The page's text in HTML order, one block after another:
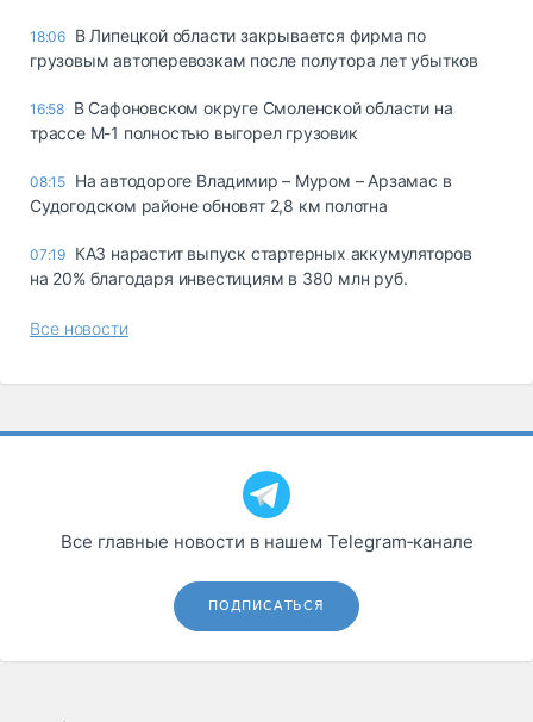
18:06 В Липецкой области закрывается фирма по
грузовым автоперевозкам после полутора лет убытков
16:58 В Сафоновском округе Смоленской области на
трассе М-1 полностью выгорел грузовик
08:15 На автодороге Владимир – Муром – Арзамас в
Судогодском районе обновят 2,8 км полотна
07:19 КАЗ нарастит выпуск стартерных аккумуляторов
на 20% благодаря инвестициям в 380 млн руб.
Все новости
Все главные новости в нашем Telegram‑канале
ПОДПИСАТЬСЯ